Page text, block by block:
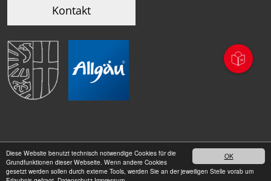
OK
Diese Website benutzt technisch notwendige Cookies für die
Grundfunktionen dieser Webseite. Wenn andere Cookies
gesetzt werden sollen durch externe Tools, werden Sie an der jeweiligen Stelle vorab um
Kontakt
Datenschutz|Impressum